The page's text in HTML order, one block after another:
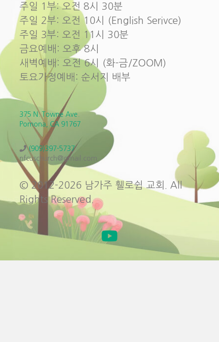
주일 1부: 오전 8시 30분
주일 2부: 오전 10시 (English Serivce)
주일 3부: 오전 11시 30분
금요예배: 오후 8시
새벽예배: 오전 6시 (화-금/ZOOM)
토요가정예배: 순서지 배부
375 N. Towne Ave.
Pomona, CA 91767
(909)397-5737
nfcuschurch@gmail.com
© 2012-2026 남가주 휄로쉽 교회. All
Rights Reserved.